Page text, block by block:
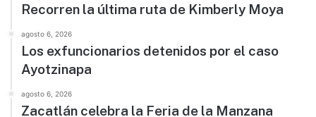
Recorren la última ruta de Kimberly Moya
agosto 6, 2026
Los exfuncionarios detenidos por el caso
Ayotzinapa
agosto 6, 2026
Zacatlán celebra la Feria de la Manzana